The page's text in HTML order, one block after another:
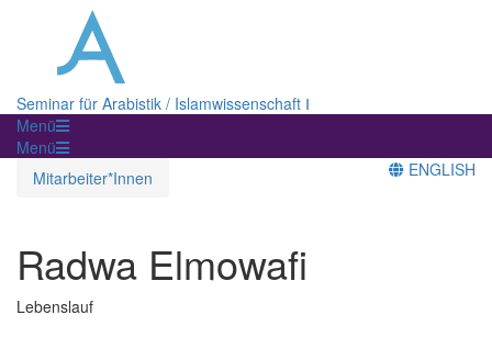
Seminar für Arabistik / Islamwissenschaft Ⅰ
Menü
Menü
Mitarbeiter*Innen
ENGLISH
Radwa Elmowafi
Lebenslauf